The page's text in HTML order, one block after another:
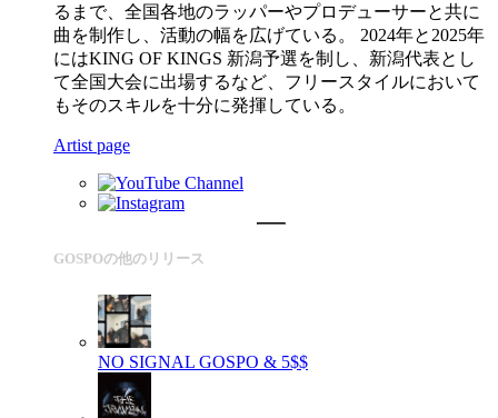
るまで、全国各地のラッパーやプロデューサーと共に
曲を制作し、活動の幅を広げている。 2024年と2025年
にはKING OF KINGS 新潟予選を制し、新潟代表とし
て全国大会に出場するなど、フリースタイルにおいて
もそのスキルを十分に発揮している。
Artist page
GOSPOの他のリリース
NO SIGNAL GOSPO & 5$$